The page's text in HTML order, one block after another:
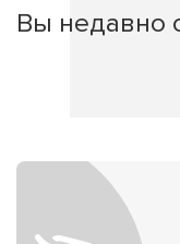
Вы недавно